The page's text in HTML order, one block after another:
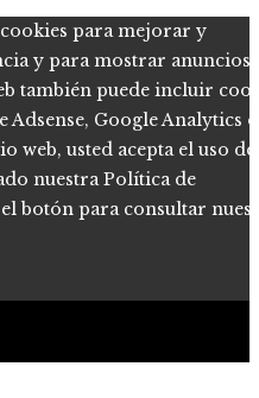
para mejorar y
y para mostrar anuncios
también puede incluir
Google Analytics o
web, usted acepta el uso de
nuestra Política de
botón para consultar